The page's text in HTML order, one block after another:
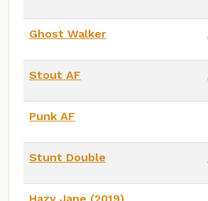
Ghost Walker
Stout AF
Punk AF
Stunt Double
Hazy Jane (2019)